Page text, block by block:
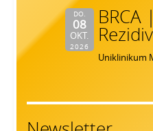
DO.
08
OKT.
2026
BRCA
Uniklinikum